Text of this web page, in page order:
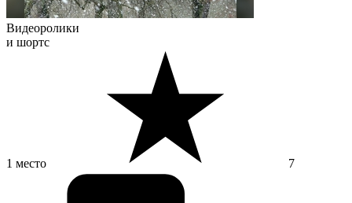
Видеоролики
и шортс
1 место 7